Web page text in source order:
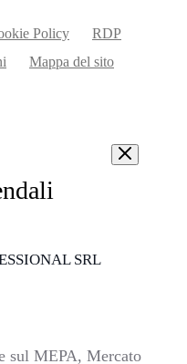
Policy
RDP
Mappa del sito
SRL
sul MEPA, Mercato